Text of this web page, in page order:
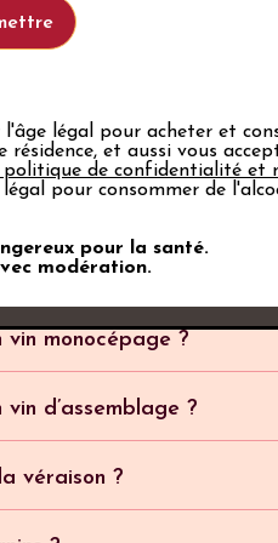
AOP ?
européenne de
et dont la qualité ou les
vin monocépage ?
partir d'un seul cépage. En
Viognier. Chaque vigneron
vin d’assemblage ?
Un Grenache-
véraison ?
légal pour acheter et
et aussi vous
politique de confidentialité et
pour consommer de
pour la santé.
modération.